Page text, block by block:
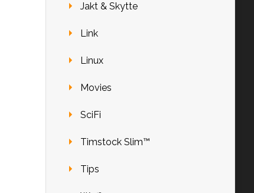
Jakt & Skytte
Link
Linux
Movies
SciFi
Timstock Slim™
Tips